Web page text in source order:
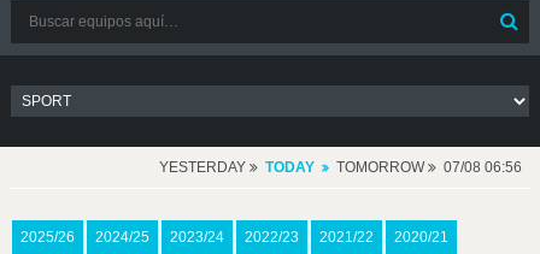
YESTERDAY TODAY TOMORROW 07/08 06:56
2025/26 2024/25 2023/24 2022/23 2021/22 2020/21